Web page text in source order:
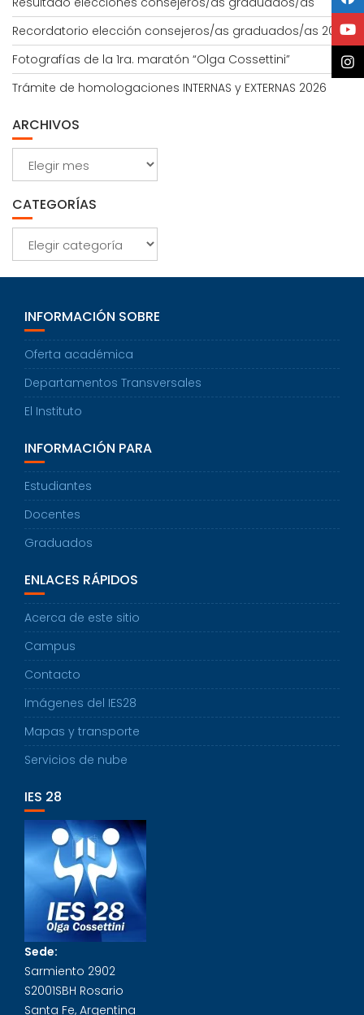
Recordatorio elección consejeros/as graduados/as 2026
Fotografías de la 1ra. maratón “Olga Cossettini”
Trámite de homologaciones INTERNAS y EXTERNAS 2026
ARCHIVOS
Archivos
CATEGORÍAS
Categorías
INFORMACIÓN SOBRE
Oferta académica
Departamentos Transversales
El Instituto
INFORMACIÓN PARA
Estudiantes
Docentes
Graduados
ENLACES RÁPIDOS
Acerca de este sitio
Campus
Contacto
Imágenes del IES28
Mapas y transporte
Servicios de nube
IES 28
Sede:
Sarmiento 2902
S2001SBH Rosario
Santa Fe, Argentina